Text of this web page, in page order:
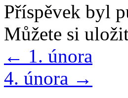
Příspěvek byl
Můžete si
← 1. února
4. února →